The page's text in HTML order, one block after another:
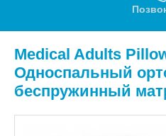
Medical Adults
Односпальный
беспружинный